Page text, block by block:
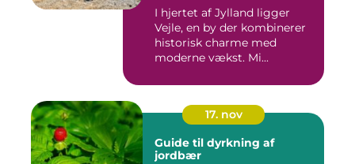
I hjertet af Jylland ligger
Vejle, en by der kombinerer
historisk charme med
moderne vækst. Mi...
17. nov
Guide til dyrkning af
jordbær